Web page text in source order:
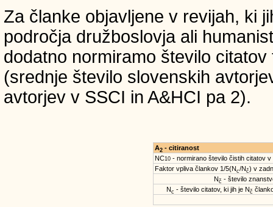
Za članke objavljene v revijah, ki
področja družboslovja ali
dodatno normiramo število
(srednje število slovenskih
avtorjev v SSCI in A&HCI pa 2).
A2- citiranost
NC10- normirano število čistih citatov v
Faktor vpliva člankov 1/5(Nc/Nč) v
Nč - število
Nc - število citatov, ki jih je Nč